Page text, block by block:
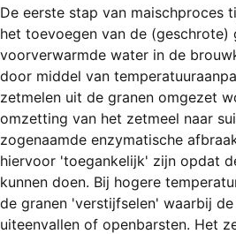
De eerste stap van maischproces
het toevoegen van de (geschrote)
voorverwarmde water in de
door middel van
zetmelen uit de granen omgezet
omzetting van het zetmeel naar
zogenaamde enzymatische
hiervoor 'toegankelijk' zijn opdat
kunnen doen. Bij hogere
de granen 'verstijfselen' waarbij
uiteenvallen of openbarsten. Het